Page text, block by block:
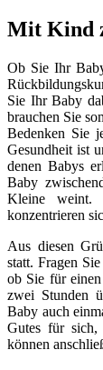
Mit Kind
Ob Sie Ihr
Sie Ihr Baby
brauchen Sie
Bedenken Sie
Gesundheit ist
denen Babys
Baby
Kleine weint.
konzentrieren
Aus diesen
statt. Fragen
ob Sie für
zwei Stunden
Baby auch
Gutes für sich,
können